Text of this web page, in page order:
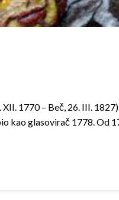
1770 – Beč, 26. III.
kao glasovirač 1778. Od